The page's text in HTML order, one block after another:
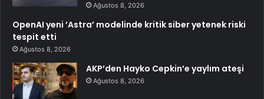
Ağustos 8, 2026
OpenAI yeni ’Astra’ modelinde kritik siber yetenek riski
tespit etti
Ağustos 8, 2026
AKP’den Hayko Cepkin’e yaylım ateşi
Ağustos 8, 2026